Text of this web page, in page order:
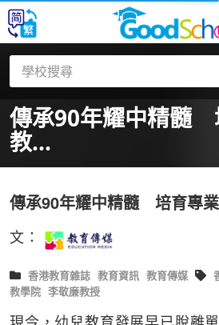
傳承90年耀中精髓
教...
傳承90年耀中精髓 培育專
文：
香港教育雜誌 教育資訊 教育傳媒
教學院 李敬廉教授